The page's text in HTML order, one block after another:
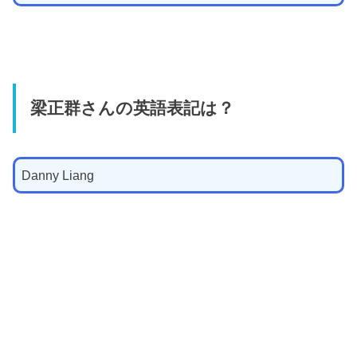
梁正群さんの英語表記は？
Danny Liang